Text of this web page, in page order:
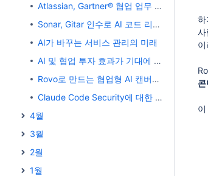
Atlassian, Gartner® 협업 업무 관리 부문 리더 선정
Sonar, Gitar 인수로 AI 코드 리뷰 역량 확장
AI가 바꾸는 서비스 관리의 미래
AI 및 협업 투자 효과가 기대에 미치지 못하는 4가지 경고 신호
Rovo로 만드는 협업형 AI 캔버스 구축기
Claude Code Security에 대한 생각: AI는 기존 보안 분석을 대체할 수 있을까?
4월
3월
2월
1월
하
사